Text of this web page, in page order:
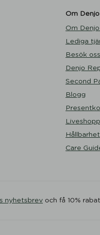
Om Denjo
Om
Lediga
Besök oss
Denjo
Second
Blogg
Hållbarhet
Care
nyhetsbrev och få 10%